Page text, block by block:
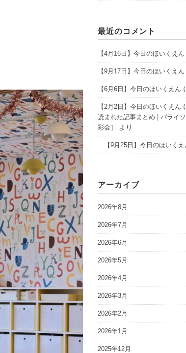
最近のコメント
【4月16日】今日のほいくえん
【9月17日】今日のほいくえん
【6月6日】今日のほいくえん
【2月2日】今日のほいくえん
読まれた記事まとめ | パライ
彩会］
より
【9月25日】今日のほいくえ
アーカイブ
2026年8月
2026年7月
2026年6月
2026年5月
2026年4月
2026年3月
2026年2月
2026年1月
2025年12月